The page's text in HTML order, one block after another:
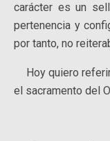
carácter es un
pertenencia y
por tanto, no
Hoy quiero
el sacramento del